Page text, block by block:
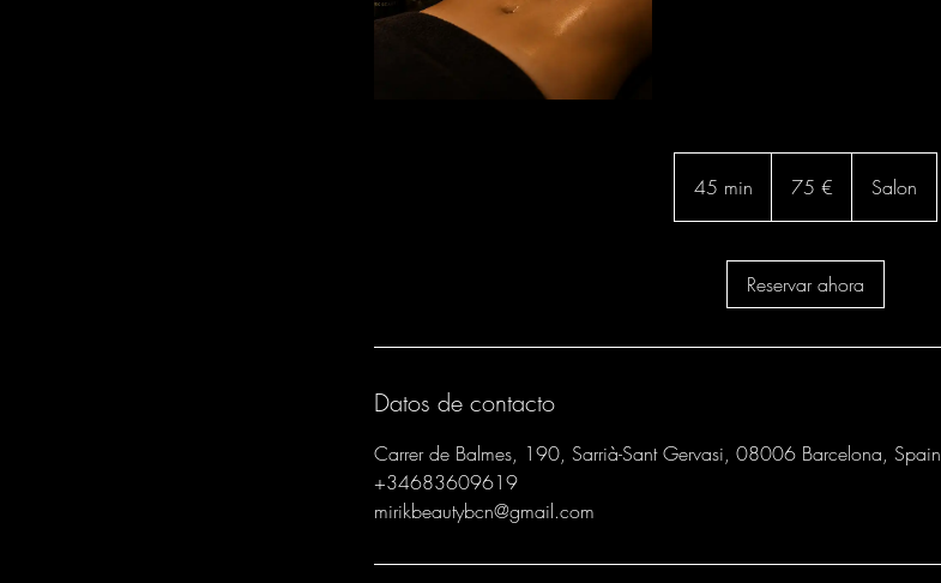
45 min
5
m
i
75 € Salon
Reservar ahora
Datos de contacto
Carrer de Balmes, 190, Sarrià-Sant Gervasi, 08006 Barcelona, Spain
+34683609619
mirikbeautybcn@gmail.com